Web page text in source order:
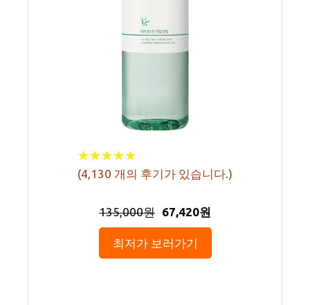
★★★★★
★★★★★
(4,130 개의 후기가 있습니다.)
135,000원 67,420원
최저가 보러가기